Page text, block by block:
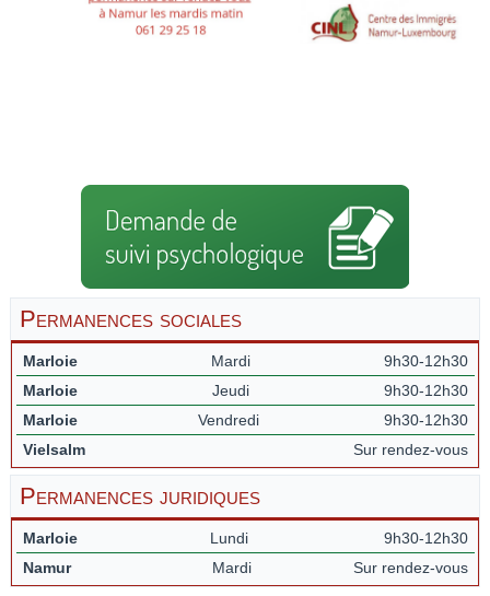
Permanences sociales
Marloie Mardi
9h30-12h30
Marloie
Jeudi
9h30-12h30
Marloie
Vendredi
9h30-12h30
Vielsalm
Sur rendez-vous
Permanences juridiques
Marloie Lundi
9h30-12h30
Namur
Mardi Sur rendez-vous